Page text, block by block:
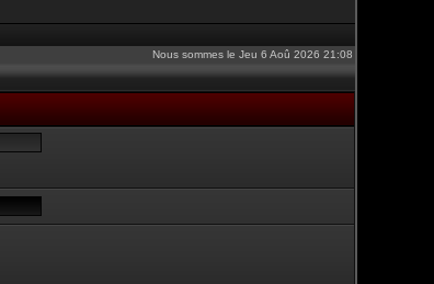
Nous sommes le Jeu 6 Aoû 2026 21:08